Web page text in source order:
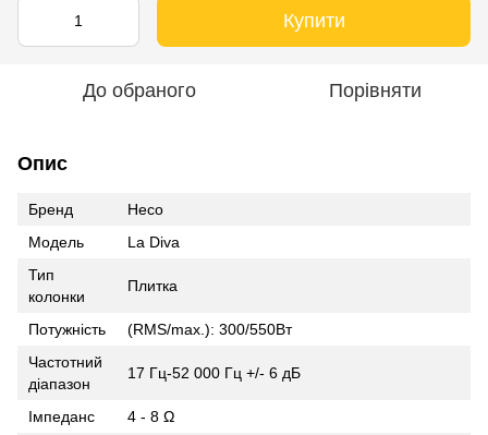
Купити
До обраного Порівняти
Опис
Бренд
Heco
Модель
La Diva
Тип
колонки
Плитка
Потужність
(RMS/max.): 300/550Вт
Частотний
діапазон
17 Гц-52 000 Гц +/- 6 дБ
Імпеданс
4 - 8 Ω